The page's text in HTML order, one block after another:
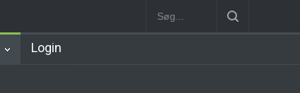
København Syd Station Nørrebro B Station
Login